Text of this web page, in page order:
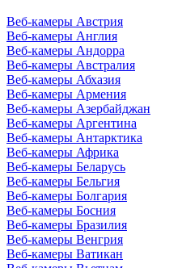
Веб-камеры Австрия
Веб-камеры Англия
Веб-камеры Андорра
Веб-камеры Австралия
Веб-камеры Абхазия
Веб-камеры Армения
Веб-камеры Азербайджан
Веб-камеры Аргентина
Веб-камеры Антарктика
Веб-камеры Африка
Веб-камеры Беларусь
Веб-камеры Бельгия
Веб-камеры Болгария
Веб-камеры Босния
Веб-камеры Бразилия
Веб-камеры Венгрия
Веб-камеры Ватикан